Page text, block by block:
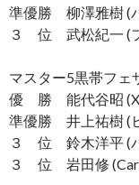
準優勝 柳澤雅樹 (
３ 位 武松紀一 (
マスター5黒帯フェ
優 勝 能代谷昭
準優勝 井上祐樹 (
３ 位 鈴木洋平 (
３ 位 岩田修